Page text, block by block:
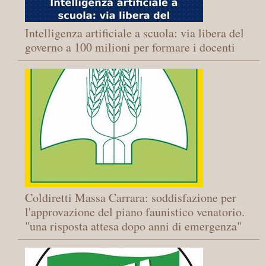
Intelligenza artificiale a scuola: via libera del
governo a 100 milioni per formare i docenti
Coldiretti Massa Carrara: soddisfazione per
l'approvazione del piano faunistico venatorio.
"una risposta attesa dopo anni di emergenza"